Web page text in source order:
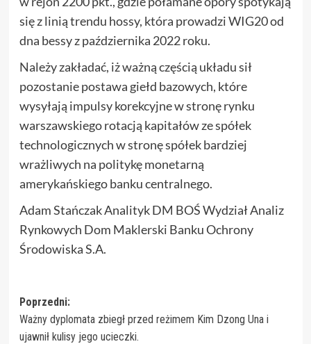
się z linią trendu hossy, która prowadzi WIG20 od
dna bessy z października 2022 roku.
Należy zakładać, iż ważną częścią układu sił
pozostanie postawa giełd bazowych, które
wysyłają impulsy korekcyjne w stronę rynku
warszawskiego rotacją kapitałów ze spółek
technologicznych w stronę spółek bardziej
wrażliwych na politykę monetarną
amerykańskiego banku centralnego.
Adam Stańczak Analityk DM BOŚ Wydział Analiz
Rynkowych Dom Maklerski Banku Ochrony
Środowiska S.A.
Zobacz
wpisy
Poprzedni:
Ważny dyplomata zbiegł przed reżimem Kim Dzong Una i
ujawnił kulisy jego ucieczki.